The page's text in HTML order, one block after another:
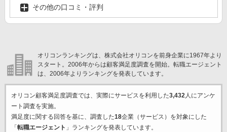
その他の口コミ・評判
オリコンランキングは、株式会社オリコンを前身企業に1967年より
スタート。2006年からは顧客満足度調査を開始。転職エージェント
は、2006年よりランキングを発表しています。
オリコン顧客満足度調査では、実際にサービスを利用した3,432人にアンケ
ート調査を実施。
満足度に関する回答を基に、調査した18企業（サービス）を対象にした
「 転職エージェント 」ランキングを発表しています。